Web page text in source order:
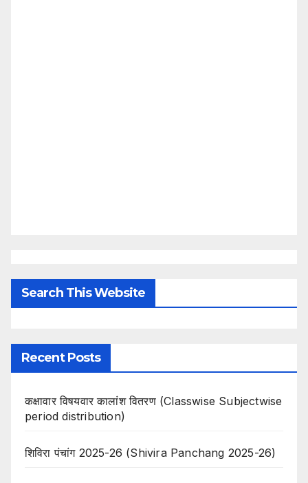
Search This Website
Recent Posts
कक्षावार विषयवार कालांश वितरण (Classwise Subjectwise
period distribution)
शिविरा पंचांग 2025-26 (Shivira Panchang 2025-26)